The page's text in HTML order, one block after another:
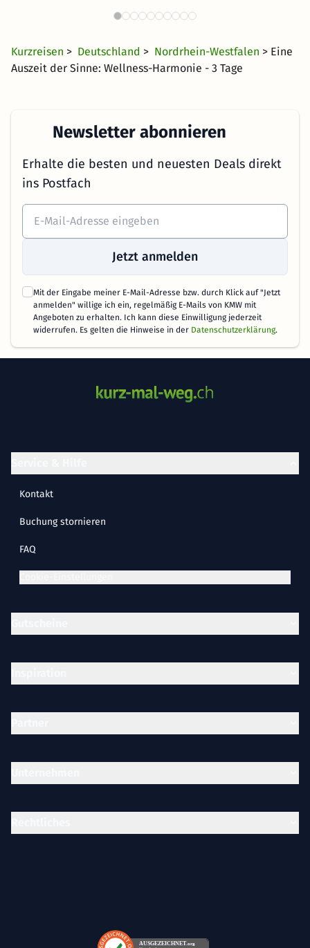
Kurzreisen > Deutschland > Nordrhein-Westfalen > Eine
Auszeit der Sinne: Wellness-Harmonie - 3 Tage
Newsletter abonnieren
Erhalte die besten und neuesten Deals direkt
ins Postfach
Jetzt anmelden
Mit der Eingabe meiner E-Mail-Adresse bzw. durch Klick auf "Jetzt
anmelden" willige ich ein, regelmäßig E-Mails von KMW mit
Angeboten zu erhalten. Ich kann diese Einwilligung jederzeit
widerrufen. Es gelten die Hinweise in der Datenschutzerklärung.
AUSGEZEICHNET.org
Kontakt
Buchung stornieren
FAQ